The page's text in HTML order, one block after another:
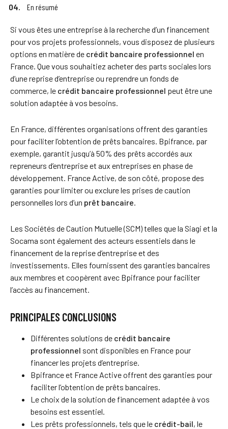
En résumé
Si vous êtes une entreprise à la recherche d’un financement
pour vos projets professionnels, vous disposez de plusieurs
options en matière de crédit bancaire professionnel en
France. Que vous souhaitiez acheter des parts sociales lors
d’une reprise d’entreprise ou reprendre un fonds de
commerce, le crédit bancaire professionnel peut être une
solution adaptée à vos besoins.
En France, différentes organisations offrent des garanties
pour faciliter l’obtention de prêts bancaires. Bpifrance, par
exemple, garantit jusqu’à 50% des prêts accordés aux
repreneurs d’entreprise et aux entreprises en phase de
développement. France Active, de son côté, propose des
garanties pour limiter ou exclure les prises de caution
personnelles lors d’un prêt bancaire.
Les Sociétés de Caution Mutuelle (SCM) telles que la Siagi et la
Socama sont également des acteurs essentiels dans le
financement de la reprise d’entreprise et des
investissements. Elles fournissent des garanties bancaires
aux membres et coopèrent avec Bpifrance pour faciliter
l’accès au financement.
PRINCIPALES CONCLUSIONS
Différentes solutions de crédit bancaire
professionnel sont disponibles en France pour
financer les projets d’entreprise.
Bpifrance et France Active offrent des garanties pour
faciliter l’obtention de prêts bancaires.
Le choix de la solution de financement adaptée à vos
besoins est essentiel.
Les prêts professionnels, tels que le crédit-bail, le